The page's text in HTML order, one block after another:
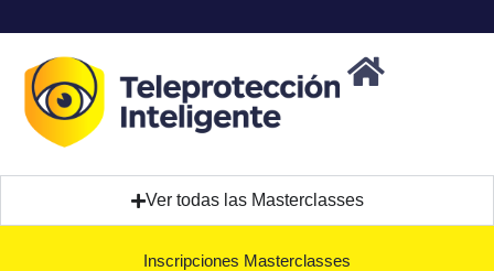
Ver todas las Masterclasses
Inscripciones Masterclasses